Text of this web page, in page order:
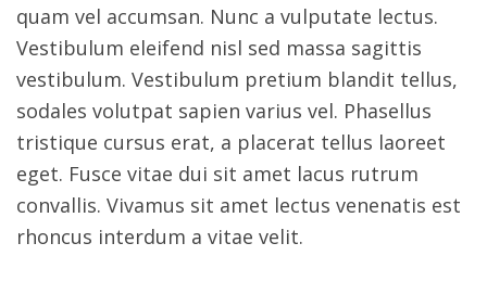
quam vel accumsan. Nunc a vulputate lectus.
Vestibulum eleifend nisl sed massa sagittis
vestibulum. Vestibulum pretium blandit tellus,
sodales volutpat sapien varius vel. Phasellus
tristique cursus erat, a placerat tellus laoreet
eget. Fusce vitae dui sit amet lacus rutrum
convallis. Vivamus sit amet lectus venenatis est
rhoncus interdum a vitae velit.